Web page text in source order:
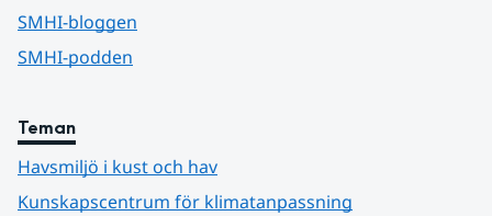
SMHI-bloggen
SMHI-podden
Teman
Havsmiljö i kust och hav
Kunskapscentrum för klimatanpassning